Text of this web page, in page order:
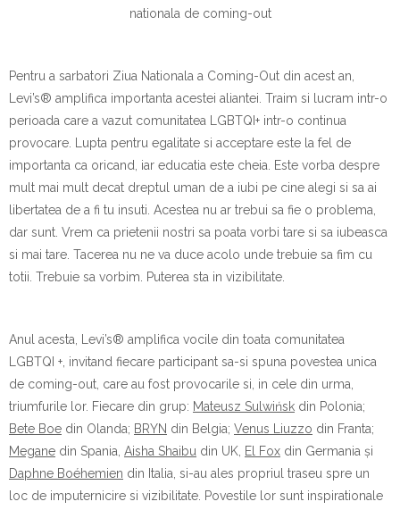
nationala de coming-out
Pentru a sarbatori Ziua Nationala a Coming-Out din acest an,
Levi’s® amplifica importanta acestei aliantei. Traim si lucram intr-o
perioada care a vazut comunitatea LGBTQI+ intr-o continua
provocare. Lupta pentru egalitate si acceptare este la fel de
importanta ca oricand, iar educatia este cheia. Este vorba despre
mult mai mult decat dreptul uman de a iubi pe cine alegi si sa ai
libertatea de a fi tu insuti. Acestea nu ar trebui sa fie o problema,
dar sunt. Vrem ca prietenii nostri sa poata vorbi tare si sa iubeasca
si mai tare. Tacerea nu ne va duce acolo unde trebuie sa fim cu
totii. Trebuie sa vorbim. Puterea sta in vizibilitate.
Anul acesta, Levi’s® amplifica vocile din toata comunitatea
LGBTQI +, invitand fiecare participant sa-si spuna povestea unica
de coming-out, care au fost provocarile si, in cele din urma,
triumfurile lor. Fiecare din grup: Mateusz Sulwińsk din Polonia;
Bete Boe din Olanda; BRYN din Belgia; Venus Liuzzo din Franta;
Megane din Spania, Aisha Shaibu din UK, El Fox din Germania și
Daphne Boéhemien din Italia, si-au ales propriul traseu spre un
loc de imputernicire si vizibilitate. Povestile lor sunt inspirationale